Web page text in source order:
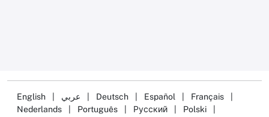
English Deutsch Español Français
Nederlands
Português Русский Polski